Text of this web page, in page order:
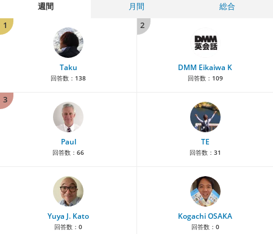
週間 月間
総合
1
Taku
回答数： 138
2
DMM Eikaiwa K
回答数： 109
3
Paul
回答数： 66
TE
回答数： 31
Yuya J. Kato
回答数： 0
Kogachi OSAKA
回答数： 0